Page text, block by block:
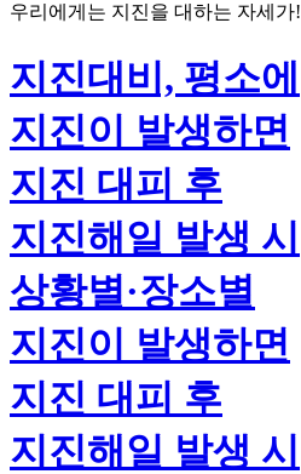
우리에게는 지진을 대하는 자세 가!
지진대비, 평소에
지진이 발생하면
지진 대피 후
지진해일 발생 시
상황별·장소별
지진이 발생하면
지진 대피 후
지진해일 발생 시